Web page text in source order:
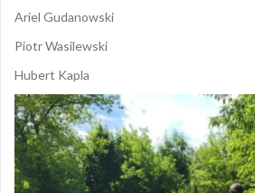
Ariel Gudanowski
Piotr Wasilewski
Hubert Kapla